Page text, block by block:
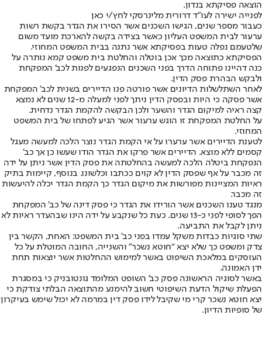
הוצאה פסיקתא בנדון.
לפנייה ישירה לעו”ד דרורית מלינרסקי לחץ/י כאן
כעבור מספר שנים, הגישו השכנים אשר הסירו את הגדר בקשת רשות
ערעור לבית המשפט העליון כאשר בצידה בקשה להארכת מועד משום
שלטעמם נפלה טעות בפסיקתא אשר נתנה בבית המשפט המחוזי.
הפסיקתא כתוצאה מכך אכן בוטלה והחלטת בית משפט קמא נותרה על
כנה דהיינו פתוחה הדרך בפני השכנים הנפגעים לפנות לכב’ המפקחת
ולבקש הבהרת פסק הדין.
לאחר השתלשלות הדיונים אשר פורטה פנו הדיירים בשנית לכב’ המפקחת
אשר פסקה כי היות ובפסק הדין ניתך לפני למעלה מ-12 שנים לא נמצא
קצה ראיה למיקום הגדר והשער ולכן הבקשה להקמת הגדר נדחית.
על החלטת המפקחת זו הוגש ערעור אשר הגיע לפתחו של בית המשפט
המחוזי.
לטענת הדיירים אשר ערערו על אי הקמת הגדר נוצר הלכה למעשה מעגל
קסמים ללא מוצא. הדיירים אשר פרקו את הגדר הודו שעשו כן אך כב’
הנפקחת ביטלה הלכה למעשה בהחלטתה את פסק הדין אשר ניתן על ידה
זה מכבר על אף שפסק הדין לא קוים ככתבו וכלשונו. בנוסף, קיימות בתיק
ראיות המציינות מפורשות את מיקום הגדר כך הקמת הגדר יכלה להיעשות
זה מכבר.
מנגד טענו השכנים אשר הורידו את הגדר כי פסק דינה של כב’ המפקחת
הפך לסופי לפני כ-13 שנים. כעת כל שנקבע על ידה הינו שבהעדר ראיות לא
ניתן לקבל את התביעה.
שתי סוגיות כבדות משקל עמדו בפני כב’ בית המשפט: האחת, הקשר בין
צדק ומשפט כך שלא יצא “חוטא נשכר” והשנייה, החובה המוטלת על כל
העוסקים במלאכת השיפוט באשר למימוש ההחלטות אשר יוצאות תחת
ידן האמונה.
באשר לסוגיה הראשונה פסק כב’ השופט המלומד גונטובניק כי במסגרת
הפעלת שיקול הדעת השיפוטי חשוב להימנע מהתוצאה הבלתי צודקת כי
יצא חוטא נשכר קרי מי שקיבל לידו פסק דין במרמה לא יכול שימש בעיקרון
של סופיות הדיון.